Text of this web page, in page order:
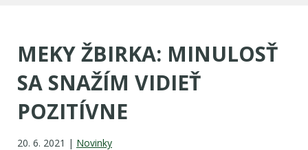
MEKY ŽBIRKA: MINULOSŤ
SA SNAŽÍM VIDIEŤ
POZITÍVNE
20. 6. 2021 | Novinky